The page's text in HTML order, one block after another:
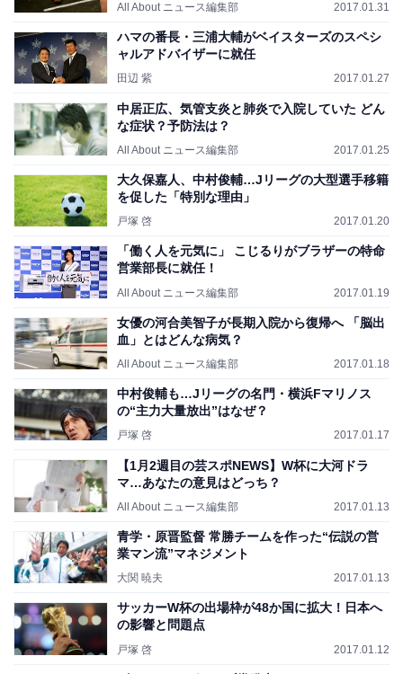
All About ニュース編集部 2017.01.31
ハマの番長・三浦大輔がベイスターズのスペシ
ャルアドバイザーに就任
田辺 紫 2017.01.27
中居正広、気管支炎と肺炎で入院していた どん
な症状？予防法は？
All About ニュース編集部 2017.01.25
大久保嘉人、中村俊輔…Jリーグの大型選手移籍
を促した「特別な理由」
戸塚 啓 2017.01.20
「働く人を元気に」 こじるりがブラザーの特命
営業部長に就任！
All About ニュース編集部 2017.01.19
女優の河合美智子が長期入院から復帰へ 「脳出
血」とはどんな病気？
All About ニュース編集部 2017.01.18
中村俊輔も…Jリーグの名門・横浜Fマリノス
の“主力大量放出”はなぜ？
戸塚 啓 2017.01.17
【1月2週目の芸スポNEWS】W杯に大河ドラ
マ…あなたの意見はどっち？
All About ニュース編集部 2017.01.13
青学・原晋監督 常勝チームを作った“伝説の営
業マン流”マネジメント
大関 暁夫 2017.01.13
サッカーW杯の出場枠が48か国に拡大！日本へ
の影響と問題点
戸塚 啓 2017.01.12